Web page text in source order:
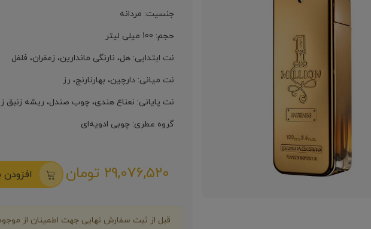
جنسیت: مردانه
حجم: 100 میلی لیتر
نت ابتدایی: هل، نارنگی ماندارین، زعفران، فلفل
نت میانی: دارچین، بهارنارنج، رز
نت پایانی: نعناع هندی، چوب صندل، ریشه زنبق
گروه عطری: چوبی ادویه‌ای
29,076,520 تومان
قبل از ثبت سفارش نهایی جهت اطمینان از موجودی کالا